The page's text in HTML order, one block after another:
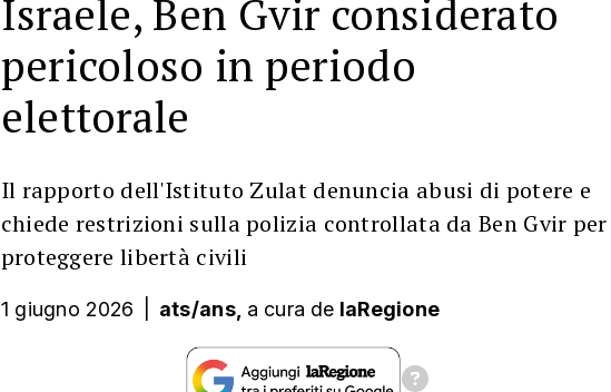
Israele, Ben Gvir considerato
pericoloso in periodo
elettorale
Il rapporto dell'Istituto Zulat denuncia abusi di potere e
chiede restrizioni sulla polizia controllata da Ben Gvir per
proteggere libertà civili
1 giugno 2026 ats/ans, a cura de laRegione